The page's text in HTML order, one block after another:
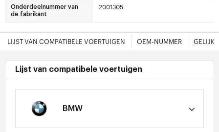
Onderdeelnummer van
de fabrikant
2001305
LIJST VAN COMPATIBELE VOERTUIGEN OEM-NUMMER
Lijst van compatibele voertuigen
BMW